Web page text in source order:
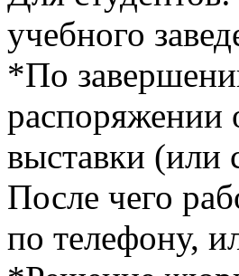
учебного
*По
распоряжении
выставки (или
После чего
по телефону,